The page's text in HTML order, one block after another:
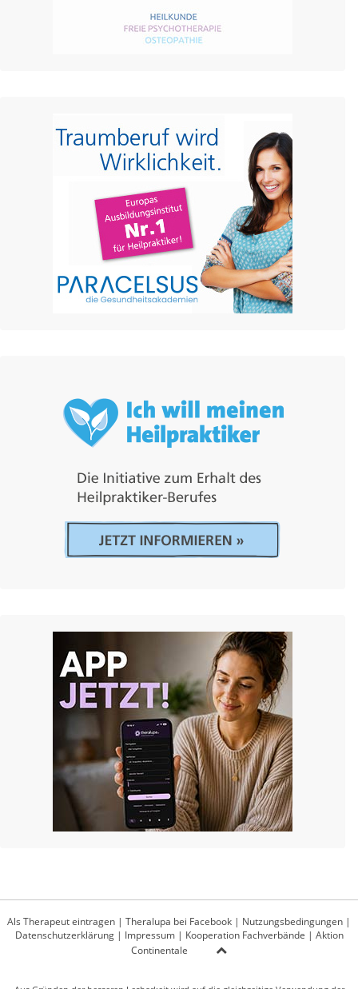
Als Therapeut eintragen | Theralupa bei Facebook | Nutzungsbedingungen |
Datenschutzerklärung| Impressum| Kooperation Fachverbände | Aktion
Continentale